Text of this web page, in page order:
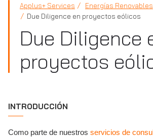
Applus+ Services
Energías Renovables
Due Diligence en proyectos eólicos
Due Diligence
proyectos
INTRODUCCIÓN
Como parte de nuestros servicios de